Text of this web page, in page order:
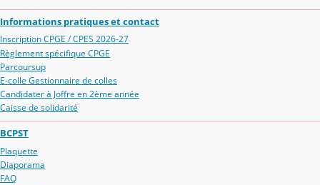
Informations pratiques et contact
Inscription CPGE / CPES 2026-27
Règlement spécifique CPGE
Parcoursup
E-colle Gestionnaire de colles
Candidater à Joffre en 2ème année
Caisse de solidarité
BCPST
Plaquette
Diaporama
FAQ